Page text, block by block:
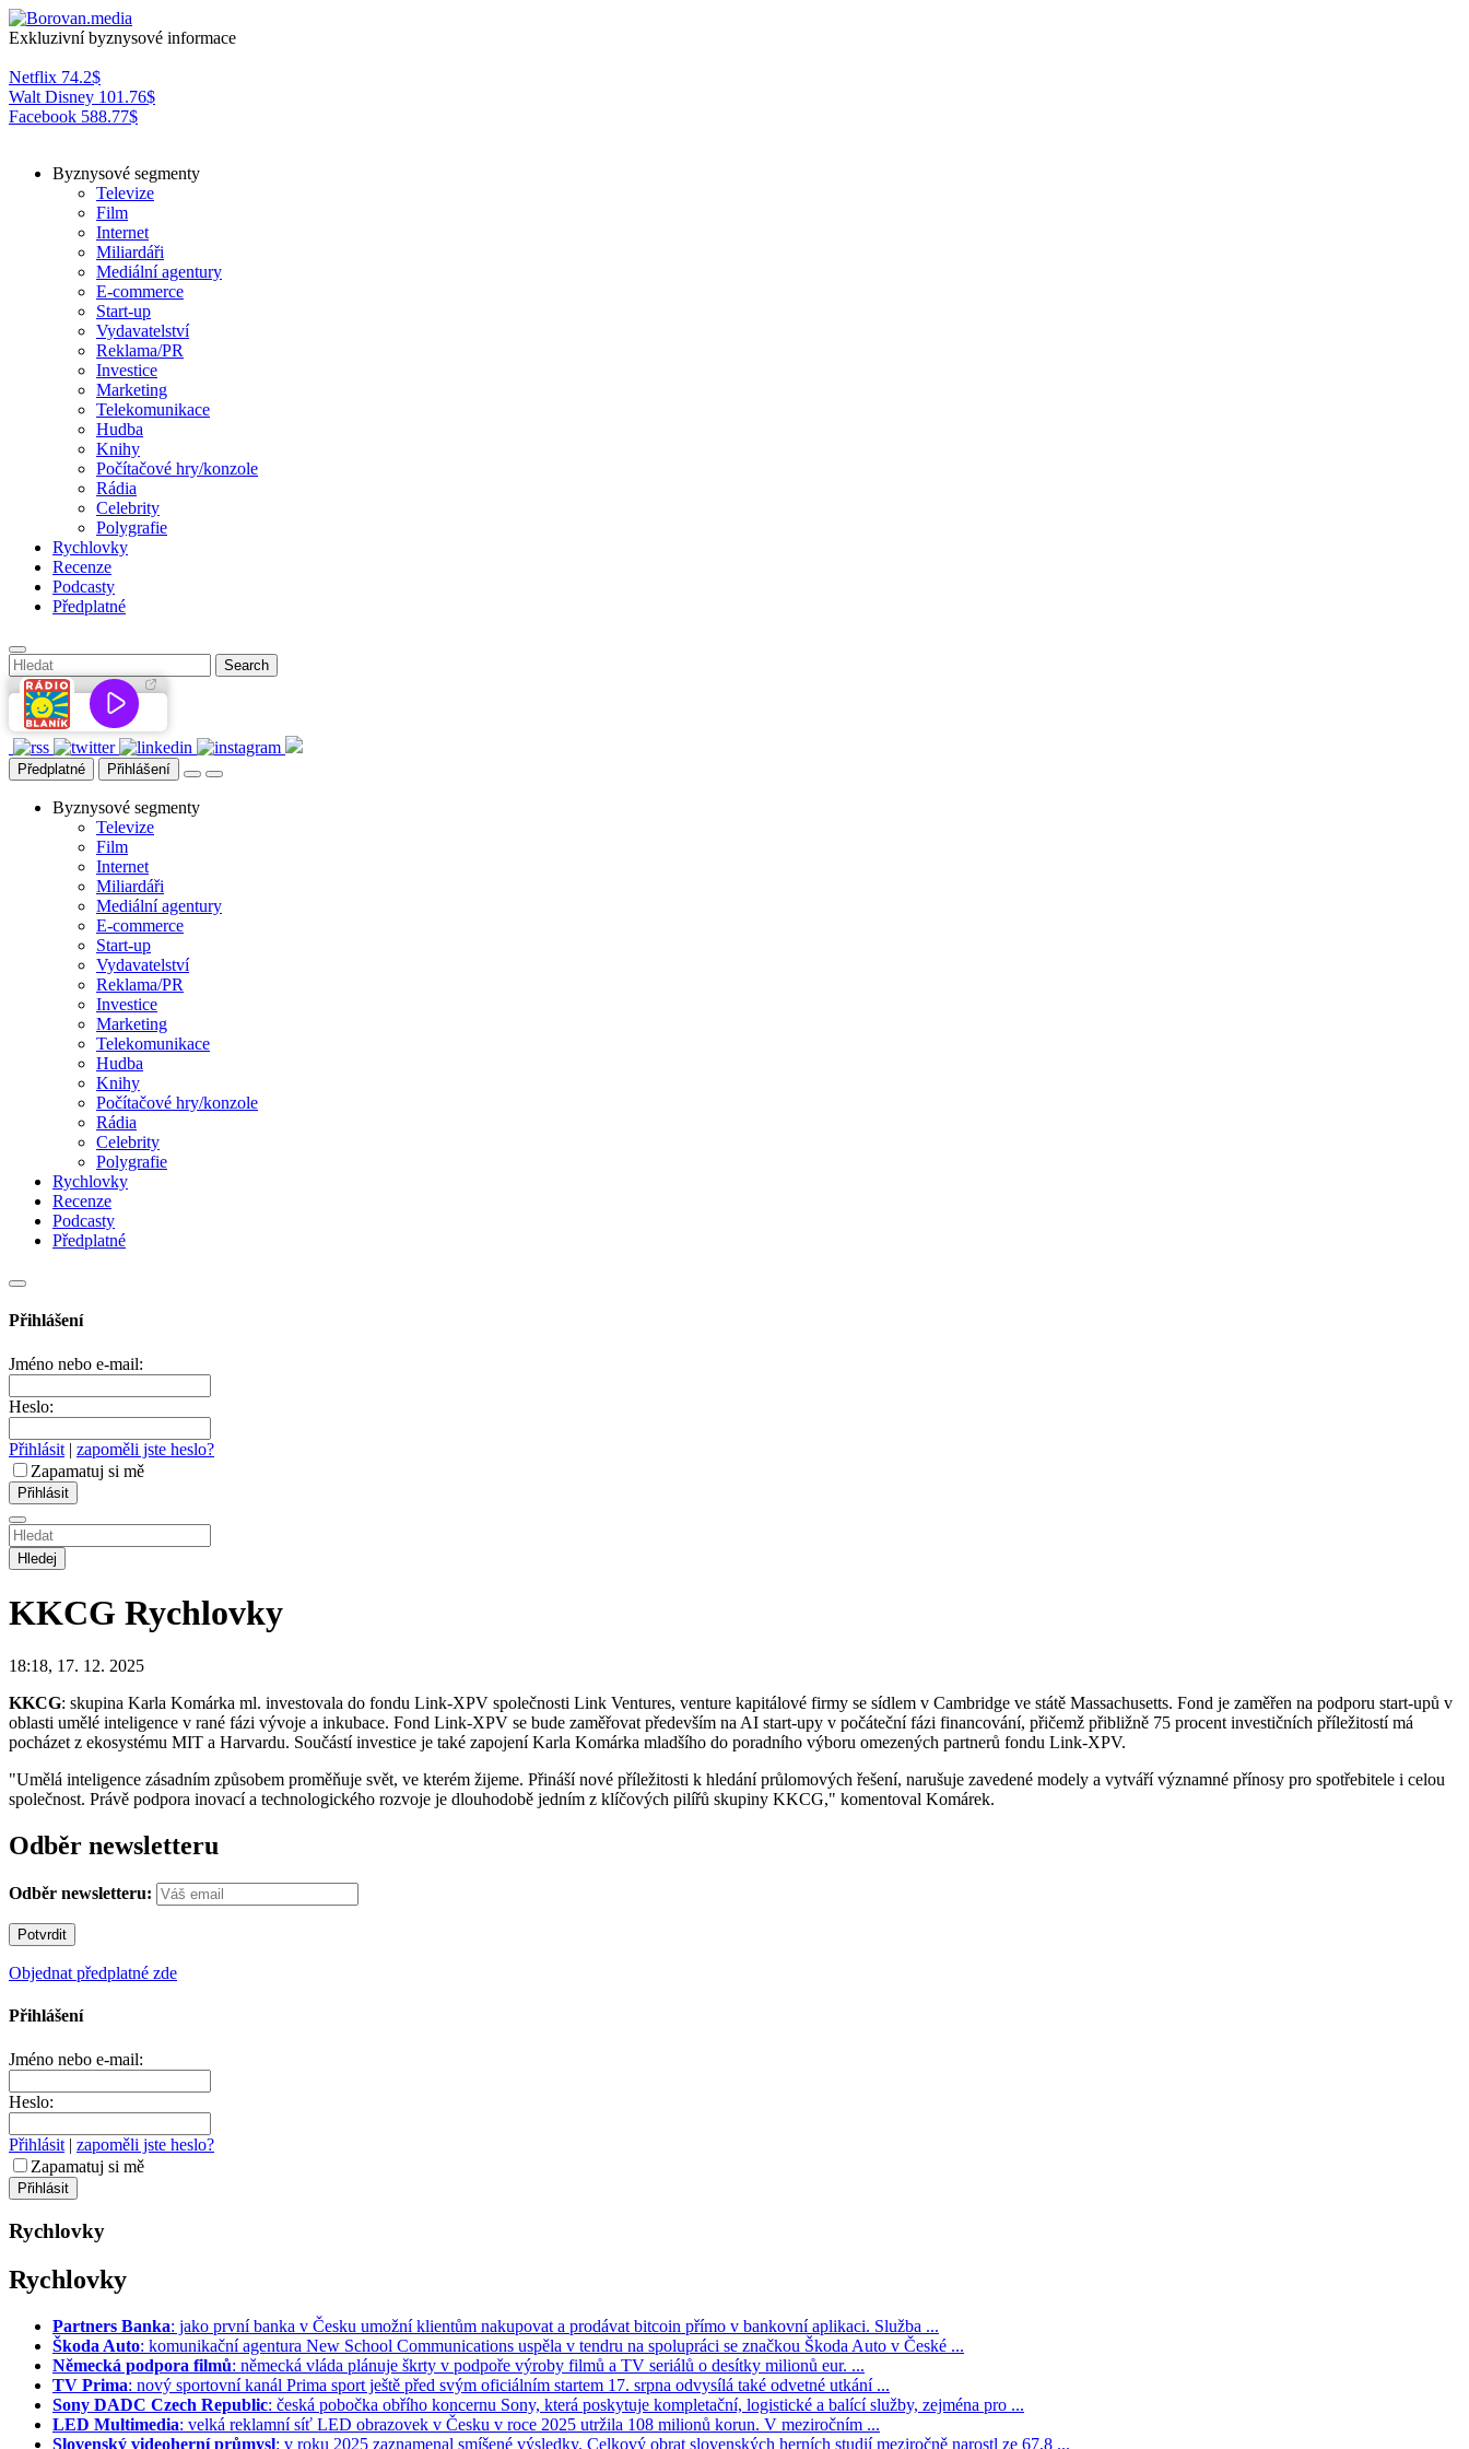
Exkluzivní byznysové informace
Netflix 74.2$
Walt Disney 101.76$
Facebook 588.77$
Byznysové segmenty
Televize
Film
Internet
Miliardáři
Mediální agentury
E-commerce
Start-up
Vydavatelství
Reklama/PR
Investice
Marketing
Telekomunikace
Hudba
Knihy
Počítačové hry/konzole
Rádia
Celebrity
Polygrafie
Rychlovky
Recenze
Podcasty
Předplatné
Předplatné Přihlášení
Byznysové segmenty
Televize
Film
Internet
Miliardáři
Mediální agentury
E-commerce
Start-up
Vydavatelství
Reklama/PR
Investice
Marketing
Telekomunikace
Hudba
Knihy
Počítačové hry/konzole
Rádia
Celebrity
Polygrafie
Rychlovky
Recenze
Podcasty
Předplatné
Přihlášení
Jméno nebo e-mail:
Heslo:
Přihlásit | zapoměli jste heslo?
Zapamatuj si mě
Hledej
KKCG Rychlovky
18:18, 17. 12. 2025
KKCG: skupina Karla Komárka ml. investovala do fondu Link-XPV společnosti Link Ventures, venture kapitálové firmy se sídlem v Cambridge ve státě Massachusetts. Fond je zaměřen na podporu start-upů v
oblasti umělé inteligence v rané fázi vývoje a inkubace. Fond Link-XPV se bude zaměřovat především na AI start-upy v počáteční fázi financování, přičemž přibližně 75 procent investičních příležitostí má
pocházet z ekosystému MIT a Harvardu. Součástí investice je také zapojení Karla Komárka mladšího do poradního výboru omezených partnerů fondu Link-XPV.
"Umělá inteligence zásadním způsobem proměňuje svět, ve kterém žijeme. Přináší nové příležitosti k hledání průlomových řešení, narušuje zavedené modely a vytváří významné přínosy pro spotřebitele i celou
společnost. Právě podpora inovací a technologického rozvoje je dlouhodobě jedním z klíčových pilířů skupiny KKCG," komentoval Komárek.
Odběr newsletteru
Odběr newsletteru:
Objednat předplatné zde
Přihlášení
Jméno nebo e-mail:
Heslo:
Přihlásit | zapoměli jste heslo?
Zapamatuj si mě
Rychlovky
Rychlovky
Partners Banka: jako první banka v Česku umožní klientům nakupovat a prodávat bitcoin přímo v bankovní aplikaci. Služba ...
Škoda Auto: komunikační agentura New School Communications uspěla v tendru na spolupráci se značkou Škoda Auto v České ...
Německá podpora filmů: německá vláda plánuje škrty v podpoře výroby filmů a TV seriálů o desítky milionů eur. ...
TV Prima: nový sportovní kanál Prima sport ještě před svým oficiálním startem 17. srpna odvysílá také odvetné utkání ...
Sony DADC Czech Republic: česká pobočka obřího koncernu Sony, která poskytuje kompletační, logistické a balící služby, zejména pro ...
LED Multimedia: velká reklamní síť LED obrazovek v Česku v roce 2025 utržila 108 milionů korun. V meziročním ...
Slovenský videoherní průmysl: v roku 2025 zaznamenal smíšené výsledky. Celkový obrat slovenských herních studií meziročně narostl ze 67,8 ...